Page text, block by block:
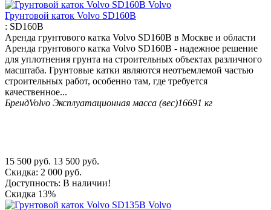
Грунтовой каток Volvo SD160B
: SD160B
Аренда грунтового катка Volvo SD160B в Москве и области
Аренда грунтового катка Volvo SD160B - надежное решение
для уплотнения грунта на строительных объектах различного
масштаба. Грунтовые катки являются неотъемлемой частью
строительных работ, особенно там, где требуется
качественное...
БрендVolvo Эксплуатационная масса (вес)16691 кг
15 500 руб. 13 500 руб.
Скидка: 2 000 руб.
Доступность: В наличии!
Скидка 13%